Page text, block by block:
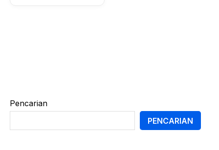
Pencarian
PENCARIAN